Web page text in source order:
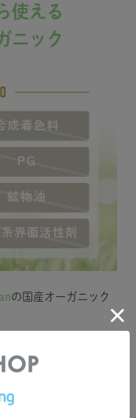
使える
ニック
の国産オーガニック
じむ